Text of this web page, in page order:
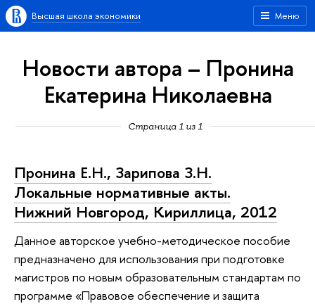
Меню
Высшая школа экономики
Новости автора – Пронина
Екатерина Николаевна
Страница 1 из 1
Пронина Е.Н., Зарипова З.Н.
Локальные нормативные акты.
Нижний Новгород, Кириллица, 2012
Данное авторское учебно-методическое пособие
предназначено для использования при подготовке
магистров по новым образовательным стандартам по
программе «Правовое обеспечение и защита